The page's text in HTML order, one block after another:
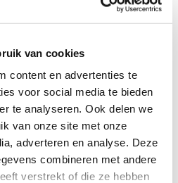
van cookies
content en advertenties te
voor social media te bieden
te analyseren. Ook delen we
van onze site met onze
adverteren en analyse. Deze
combineren met andere
verstrekt of die ze hebben
op de website
browser.
naar onderdelen van
mogelijk dat deze websites
Wij raden u aan de
afzonderlijk te